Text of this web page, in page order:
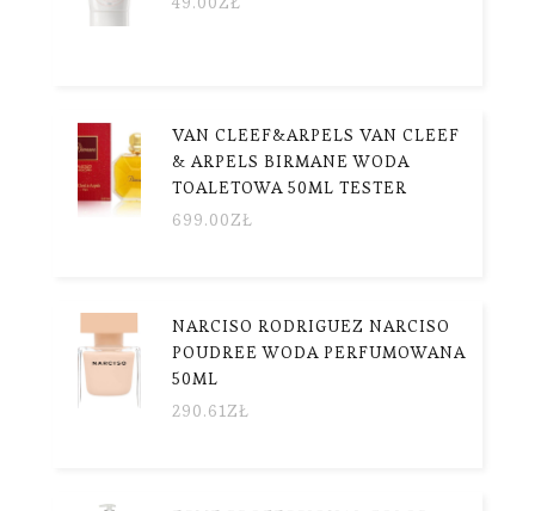
VAN CLEEF&ARPELS VAN CLEEF
& ARPELS BIRMANE WODA
TOALETOWA 50ML TESTER
699.00ZŁ
NARCISO RODRIGUEZ NARCISO
POUDREE WODA PERFUMOWANA
50ML
290.61ZŁ